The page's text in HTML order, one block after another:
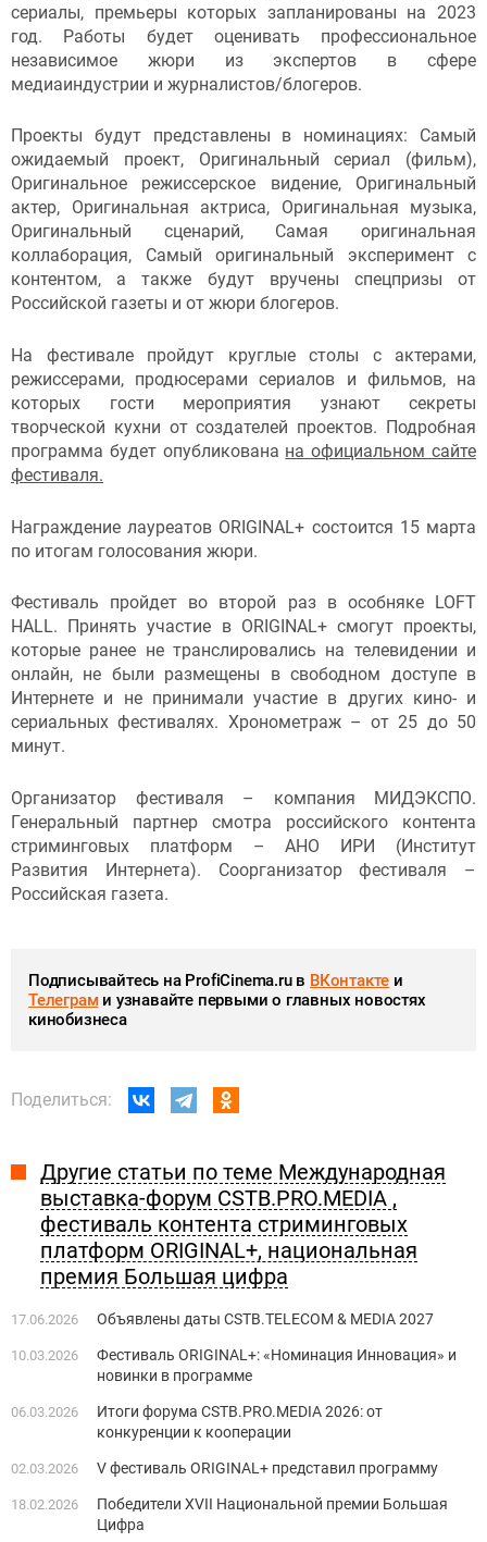
сериалы, премьеры которых запланированы на 2023
год. Работы будет оценивать профессиональное
независимое жюри из экспертов в сфере
медиаиндустрии и журналистов/блогеров.
Проекты будут представлены в номинациях: Самый
ожидаемый проект, Оригинальный сериал (фильм),
Оригинальное режиссерское видение, Оригинальный
актер, Оригинальная актриса, Оригинальная музыка,
Оригинальный сценарий, Самая оригинальная
коллаборация, Самый оригинальный эксперимент с
контентом, а также будут вручены спецпризы от
Российской газеты и от жюри блогеров.
На фестивале пройдут круглые столы с актерами,
режиссерами, продюсерами сериалов и фильмов, на
которых гости мероприятия узнают секреты
творческой кухни от создателей проектов. Подробная
программа будет опубликована на официальном сайте
фестиваля.
Награждение лауреатов ORIGINAL+ состоится 15 марта
по итогам голосования жюри.
Фестиваль пройдет во второй раз в особняке LOFT
HALL. Принять участие в ORIGINAL+ смогут проекты,
которые ранее не транслировались на телевидении и
онлайн, не были размещены в свободном доступе в
Интернете и не принимали участие в других кино- и
сериальных фестивалях. Хронометраж – от 25 до 50
минут.
Организатор фестиваля – компания МИДЭКСПО.
Генеральный партнер смотра российского контента
стриминговых платформ – АНО ИРИ (Институт
Развития Интернета). Соорганизатор фестиваля –
Российская газета.
Подписывайтесь на ProfiCinema.ru в ВКонтакте и
Телеграми узнавайте первыми о главных новостях
кинобизнеса
Поделиться:
Другие статьи по теме Международная
выставка-форум CSTB.PRO.MEDIA ,
фестиваль контента стриминговых
платформ ORIGINAL+, национальная
премия Большая цифра
17.06.2026 Объявлены даты CSTB.TELECOM & MEDIA 2027
10.03.2026
Фестиваль ORIGINAL+: «Номинация Инновация» и
новинки в программе
06.03.2026
Итоги форума CSTB.PRO.MEDIA 2026: от
конкуренции к кооперации
02.03.2026 V фестиваль ORIGINAL+ представил программу
18.02.2026
Победители XVII Национальной премии Большая
Цифра